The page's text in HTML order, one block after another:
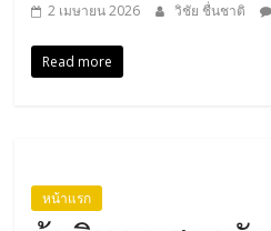
2 เมษายน 2026 วิชัย ชื่นชาติ
Read more
หน้าแรก